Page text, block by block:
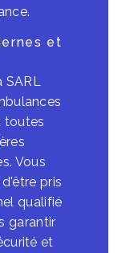
et
SARL
toutes
Vous
pris
qualifié
garantir
et